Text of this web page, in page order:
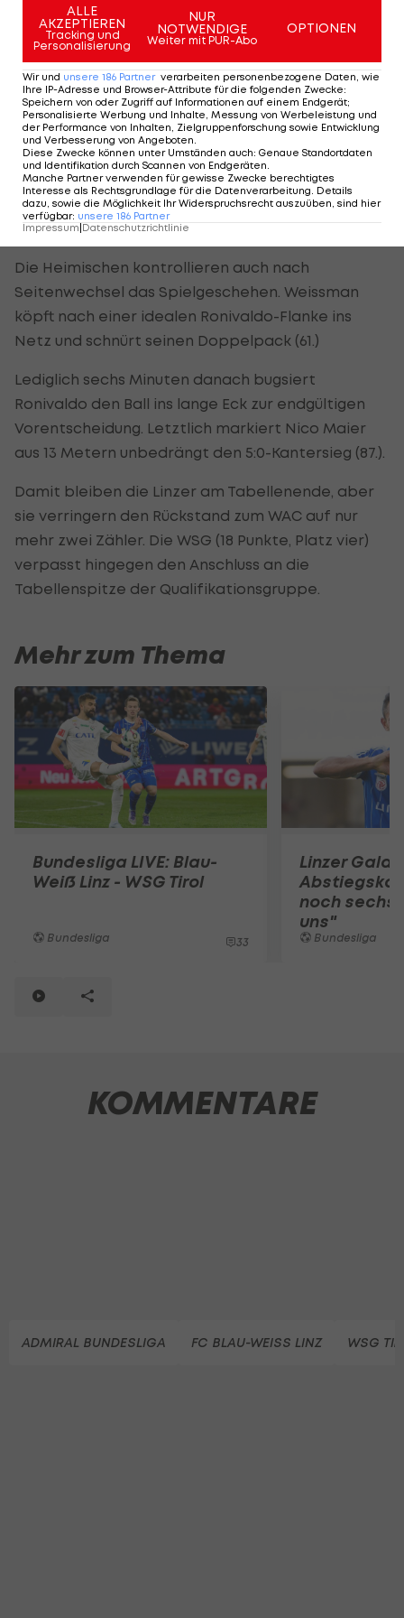
Noch vor dem Seitenwechsel wird es dann kurios:
Benjamin Böckle
bringt einen zweiten Ball mit
Absicht in den Strafraum. Der VAR greift erneut
ein und es folgt der zweite Elfmeter. Ronivaldo
verwertete den Strafstoß staubtrocken zum 2:0
(45+5).
Blau-Weiß jubelt letztlich über einen
Kantersieg
Die Heimischen kontrollieren auch nach
Seitenwechsel das Spielgeschehen. Weissman
köpft nach einer idealen Ronivaldo-Flanke ins
Netz und schnürt seinen Doppelpack (61.)
Lediglich sechs Minuten danach bugsiert
Ronivaldo den Ball ins lange Eck zur endgültigen
Vorentscheidung. Letztlich markiert Nico Maier
aus 13 Metern unbedrängt den 5:0-Kantersieg (87.).
Damit bleiben die Linzer am Tabellenende, aber
sie verringern den Rückstand zum WAC auf nur
mehr zwei Zähler. Die WSG (18 Punkte, Platz vier)
verpasst hingegen den Anschluss an die
Tabellenspitze der Qualifikationsgruppe.
Mehr zum Thema
Bundesliga LIVE: Blau-
Weiß Linz - WSG Tirol
Bundesliga 33
Linzer Gala
noch sechs
uns"
Bundesliga
KOMMENTARE
ADMIRAL BUNDESLIGA FC BLAU-WEISS LINZ WSG
ALLE
AKZEPTIEREN
Tracking und
Personalisierung
NUR
NOTWENDIGE
Weiter mit PUR-Abo
OPTIONEN
Wir und unsere 186 Partner verarbeiten personenbezogene Daten, wie
Ihre IP-Adresse und Browser-Attribute für die folgenden Zwecke:
Speichern von oder Zugriff auf Informationen auf einem Endgerät;
Personalisierte Werbung und Inhalte, Messung von Werbeleistung und
der Performance von Inhalten, Zielgruppenforschung sowie Entwicklung
und Verbesserung von Angeboten.
Diese Zwecke können unter Umständen auch: Genaue Standortdaten
und Identifikation durch Scannen von Endgeräten.
Manche Partner verwenden für gewisse Zwecke berechtigtes
Interesse als Rechtsgrundlage für die Datenverarbeitung. Details
dazu, sowie die Möglichkeit Ihr Widerspruchsrecht auszuüben, sind hier
verfügbar: unsere 186 Partner
Impressum Datenschutzrichtlinie